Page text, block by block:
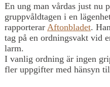
En ung man vårdas just nu
gruppvåldtagen i en
rapporterar Aftonbladet.
tag på en ordningsvakt vid
larm.
I vanlig ordning är ingen
fler uppgifter med hänsyn